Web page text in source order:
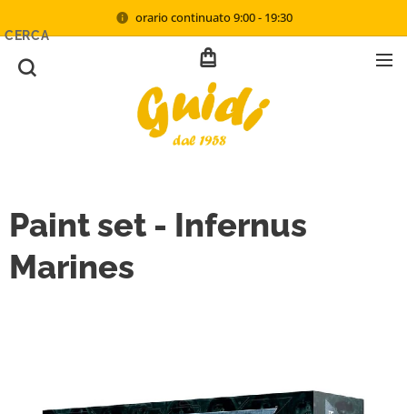
orario continuato 9:00 - 19:30
CERCA
Paint set - Infernus
Marines